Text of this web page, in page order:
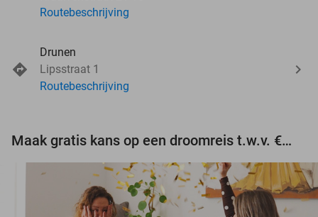
Routebeschrijving
Drunen
Lipsstraat 1
Routebeschrijving
Maak gratis kans op een droomreis t.w.v. €3.000!